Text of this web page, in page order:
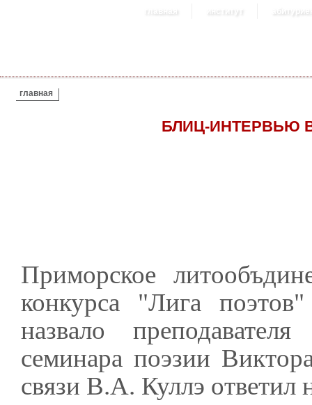
главная институт
ВЫ ЗДЕСЬ
главная
БЛИЦ-ИНТЕРВЬЮ
Приморское
конкурса "Лига
назвало
семинара поэзии
связи В.А. Куллэ